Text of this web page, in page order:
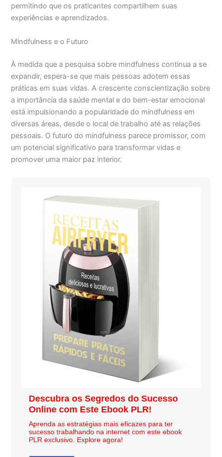
permitindo que os praticantes compartilhem suas
experiências e aprendizados.
Mindfulness e o Futuro
À medida que a pesquisa sobre mindfulness continua a se
expandir, espera-se que mais pessoas adotem essas
práticas em suas vidas. A crescente conscientização sobre
a importância da saúde mental e do bem-estar emocional
está impulsionando a popularidade do mindfulness em
diversas áreas, desde o local de trabalho até as relações
pessoais. O futuro do mindfulness parece promissor, com
um potencial significativo para transformar vidas e
promover uma maior paz interior.
Descubra os Segredos do Sucesso
Online com Este Ebook PLR!
Aprenda as estratégias mais eficazes para ter
sucesso trabalhando na internet com este ebook
PLR exclusivo. Explore agora!